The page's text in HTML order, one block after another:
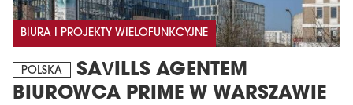
BIURA I PROJEKTY WIELOFUNKCYJNE
POLSKA
SAVILLS AGENTEM
BIUROWCA PRIME W WARSZAWIE